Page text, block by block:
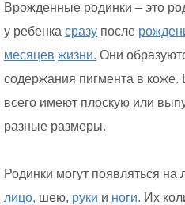
Врожденные родинки – это
у ребенка сразу после
месяцев жизни. Они
содержания пигмента в
всего имеют плоскую или
разные размеры.
Родинки могут появляться на
лицо, шею, руки и ноги. Их